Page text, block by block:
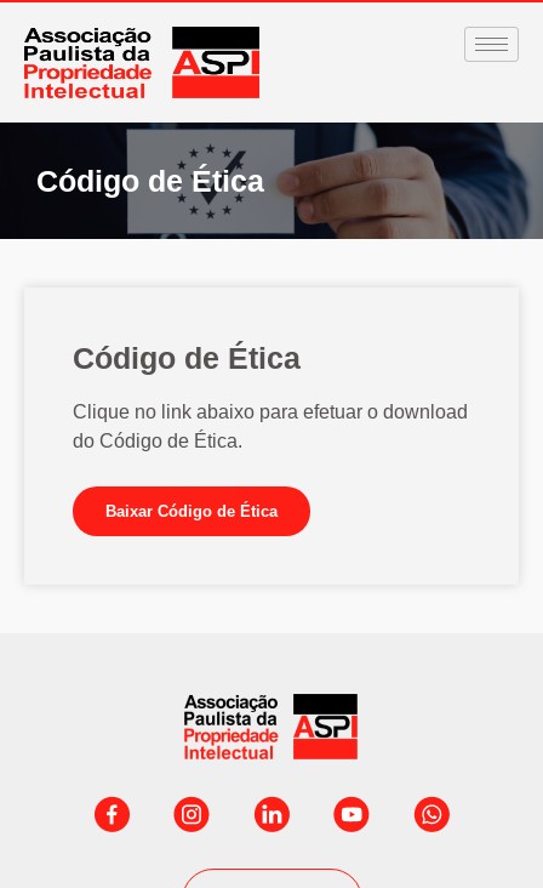
Código de Ética
Código de Ética
Clique no link abaixo para efetuar o download
do Código de Ética.
Baixar Código de Ética